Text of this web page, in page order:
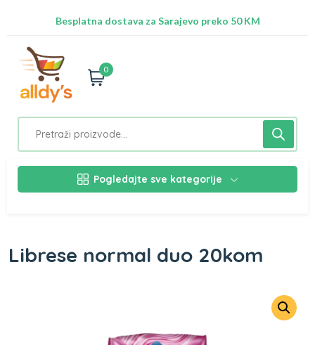
Besplatna dostava za Sarajevo preko 50 KM
0
Pogledajte sve kategorije
Librese normal duo 20kom